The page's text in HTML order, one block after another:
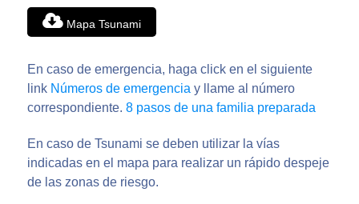
Mapa Tsunami
En caso de emergencia, haga click en el siguiente
link Números de emergencia y llame al número
correspondiente. 8 pasos de una familia preparada
En caso de Tsunami se deben utilizar la vías
indicadas en el mapa para realizar un rápido despeje
de las zonas de riesgo.